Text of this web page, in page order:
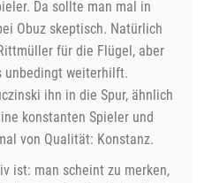
Da sollte man mal in
Obuz skeptisch. Natürlich
für die Flügel, aber
unbedingt weiterhilft.
ihn in die Spur, ähnlich
konstanten Spieler und
von Qualität: Konstanz.
ist: man scheint zu merken,